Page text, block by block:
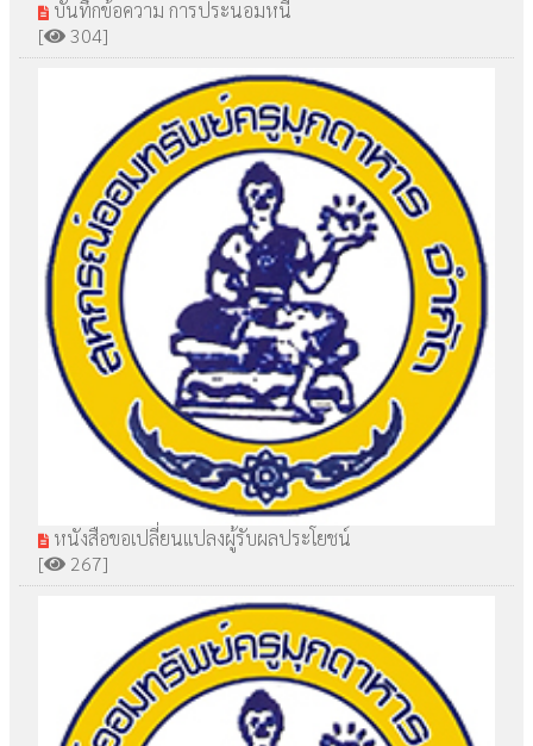
บันทึกข้อความ การประนอมหนี้
[
304]
หนังสือขอเปลี่ยนแปลงผู้รับผลประโยชน์
[
267]